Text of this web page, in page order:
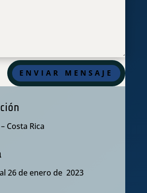
ENVIAR MENSAJE
Costa Rica
26 de enero de 2023